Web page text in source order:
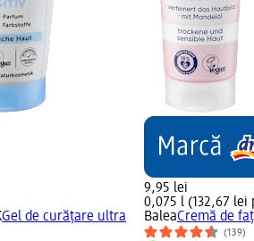
Gel de curățare ultra
9,95 lei
0,075 l (132,67 lei
BaleaCremă de
(139)